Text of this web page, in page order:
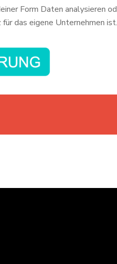
Form Daten analysieren
das eigene Unternehmen ist.